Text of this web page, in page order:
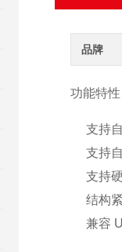
品牌
功能特性
支持
支持
支持
结构
兼容